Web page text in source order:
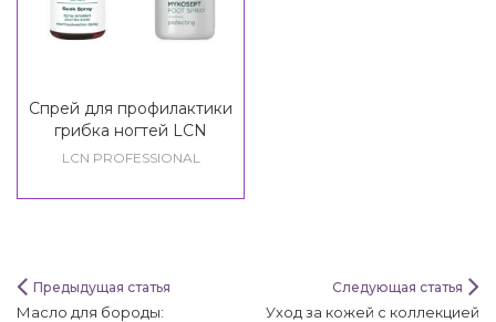
Спрей для профилактики
грибка ногтей LCN
Mykosept Foot Care
LCN PROFESSIONAL
Предыдущая статья
Масло для бороды:
Следующая статья
Уход за кожей с коллекцией